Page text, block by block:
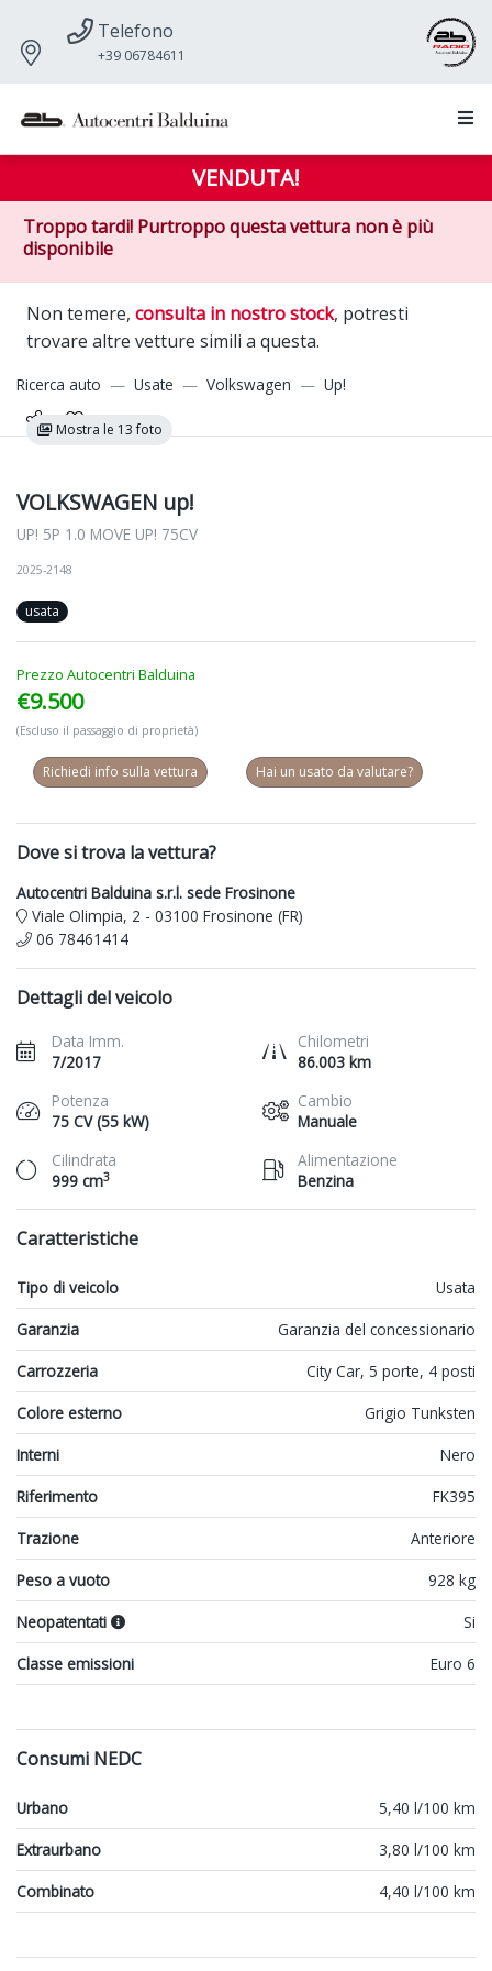
Telefono
+39 06784611
VENDUTA!
Troppo tardi! Purtroppo questa vettura non è più
disponibile
Non temere, consulta in nostro stock, potresti
trovare altre vetture simili a questa.
Ricerca auto Usate Volkswagen Up!
Mostra le 13 foto
VOLKSWAGEN up!
UP! 5P 1.0 MOVE UP! 75CV
2025-2148
usata
Prezzo Autocentri Balduina
€9.500
(Escluso il passaggio di proprietà)
Richiedi info sulla vettura Hai un usato da valutare?
Dove si trova la vettura?
Autocentri Balduina s.r.l. sede Frosinone
Viale Olimpia, 2 - 03100 Frosinone (FR)
06 78461414
Dettagli del veicolo
Data Imm.
7/2017
Chilometri
86.003 km
Potenza
75 CV (55 kW)
Cambio
Manuale
Cilindrata
999 cm3
Alimentazione
Benzina
Caratteristiche
Tipo di veicolo
Usata
Garanzia
Garanzia del concessionario
Carrozzeria
City Car, 5 porte, 4 posti
Colore esterno
Grigio Tunksten
Interni
Nero
Riferimento
FK395
Trazione
Anteriore
Peso a vuoto
928 kg
Neopatentati
Si
Classe emissioni
Euro 6
Consumi NEDC
Urbano
5,40 l/100 km
Extraurbano
3,80 l/100 km
Combinato
4,40 l/100 km